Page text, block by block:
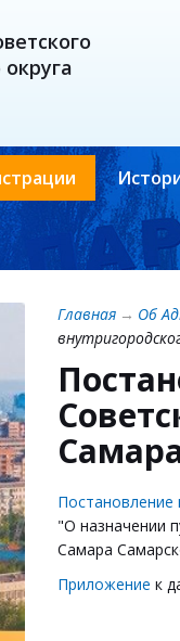
Главная → Об
Постановление
"О назначении
Самара
Приложение к